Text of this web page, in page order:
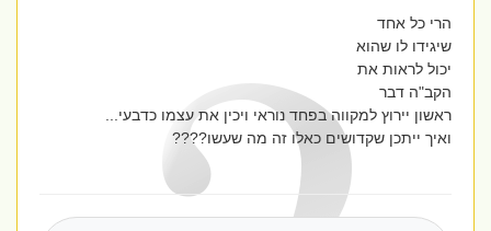
הרי כל אחד
שיגידו לו שהוא
יכול לראות את
הקב"ה דבר
ראשון יירוץ למקווה בפחד נוראי ויכין את עצמו כדבעי...
ואיך ייתכן שקדושים כאלו זה מה שעשו????